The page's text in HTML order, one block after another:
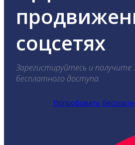
соцсетях
Зарегистируйтесь и получите
бесплатного доступа.
Попробовать